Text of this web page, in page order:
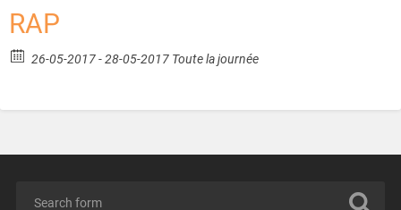
RAP
26-05-2017 - 28-05-2017 Toute la journée